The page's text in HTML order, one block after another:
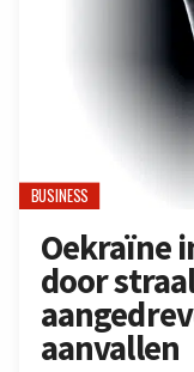
BUSINESS
Oekraïne
door
aanvallen